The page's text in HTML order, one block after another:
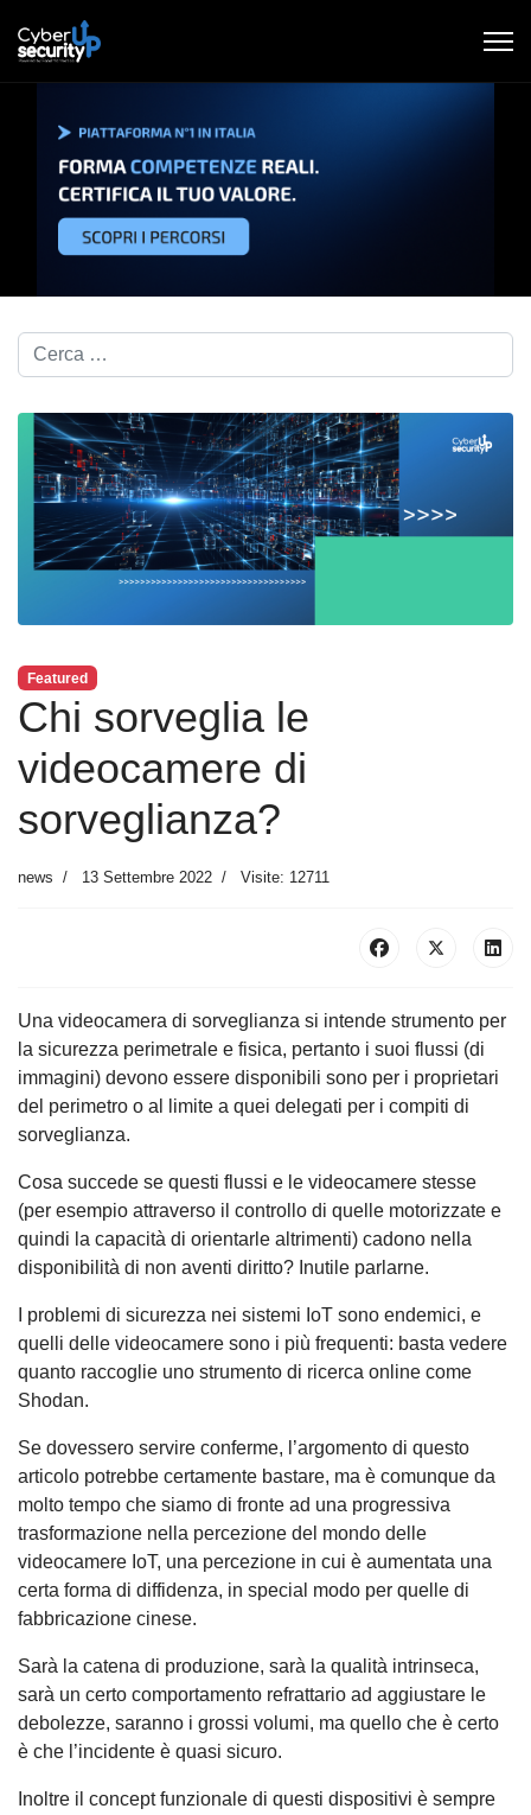
Cerca nel blog...
Featured
Chi sorveglia le
videocamere di
sorveglianza?
news 13 Settembre 2022 Visite: 12711
Una videocamera di sorveglianza si intende strumento per
la sicurezza perimetrale e fisica, pertanto i suoi flussi (di
immagini) devono essere disponibili sono per i proprietari
del perimetro o al limite a quei delegati per i compiti di
sorveglianza.
Cosa succede se questi flussi e le videocamere stesse
(per esempio attraverso il controllo di quelle motorizzate e
quindi la capacità di orientarle altrimenti) cadono nella
disponibilità di non aventi diritto? Inutile parlarne.
I problemi di sicurezza nei sistemi IoT sono endemici, e
quelli delle videocamere sono i più frequenti: basta vedere
quanto raccoglie uno strumento di ricerca online come
Shodan.
Se dovessero servire conferme, l’argomento di questo
articolo potrebbe certamente bastare, ma è comunque da
molto tempo che siamo di fronte ad una progressiva
trasformazione nella percezione del mondo delle
videocamere IoT, una percezione in cui è aumentata una
certa forma di diffidenza, in special modo per quelle di
fabbricazione cinese.
Sarà la catena di produzione, sarà la qualità intrinseca,
sarà un certo comportamento refrattario ad aggiustare le
debolezze, saranno i grossi volumi, ma quello che è certo
è che l’incidente è quasi sicuro.
Inoltre il concept funzionale di questi dispositivi è sempre